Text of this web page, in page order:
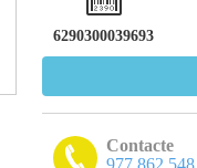
6290300039693
Contacte
977 862 548